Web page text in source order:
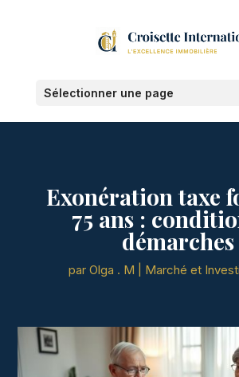
Sélectionner une page
Exonération taxe
75 ans :
démarches
par Olga . M Marché et